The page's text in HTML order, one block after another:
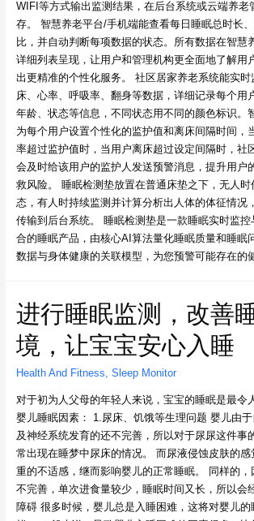
WIFI等方式输出监测结果，在后台系统或云端养老
存。 智慧养老平台/手机端能查看每日睡眠总时长
比，并自动判断每项数据的状态。所有数据在智慧
详细列表呈现，让用户和管理机构更全面地了解用
出更精准的个性化服务。 社区居家养老系统能实
床、心率、呼吸率、翻身等数据，详细记录每个用
年龄、状态等信息，不同状态用不同的颜色标识。
为每个用户设置个性化的监护值和离床间隔时间，
率超过监护值时，当用户离床超过设定间隔时，社
会及时给该用户的监护人发送预警消息，提升用户
救风险。 睡眠检测垫放置在普通床垫之下，无人时
态，有人时持续监测并计算分析出人体的体征情况
传输到后台系统。 睡眠检测垫是一款睡眠实时监
合的睡眠产品，由核心AI算法量化睡眠质量和睡眠
数据与身体健康的关联模型，为您预警可能存在的
进行睡眠监测，改善
境，让宝宝安心入睡
Health And Fitness Sleep Monitor
对于初为人父母的年轻人来说，宝宝的睡眠是最令
婴儿睡眠因素： 1.尿床、饥饿等生理问题 婴儿由
及神经系统发育的还不完善，所以对于尿尿这件事
常出现在睡梦中尿床的情况。 而尿液侵蚀皮肤的
重的不适感，继而影响婴儿的正常睡眠。 同样的
不完善，单次进食量较少，睡眠时间又长，所以会
障碍 很多时候，婴儿总是入睡困难，这将对婴儿